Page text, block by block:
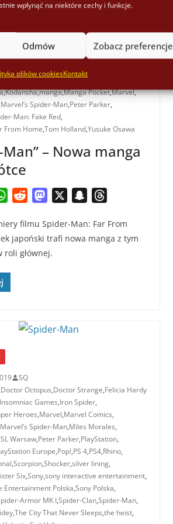
wpłynąć na niektóre cechy i funkcje.
Odmów Zobacz preferencje
plików cookiesKontakt
Dee Dee
,Kodansha,manga,Manga Pocket,Marvel,
Marvel’s Spider-Man,Peter Parker,
Man: Fake Red,
From Home,Tom Holland,Yusuke Osawa
– Nowa manga
W
a
t
s
A
d
d
i
M
s
t
o
a
p
r
e
filmu Spider-Man: Far From
japoński trafi nowa manga z tym
roli głównej.
SQ
Doctor Octopus,Doctor Strange,Felicia Hardy
Insomniac Games,Iron Spider,
Heroes,Marvel,Marvel Comics,
Marvel’s Spider-Man,Miles Morales,
Warsaw,Peter Parker,PlayStation,
Europe,Pop!,PS 4,PS4,Rhino,
,Scorpion,Shocker,silver lining,
Six,Sony,sony interactive entertainment,
Entertainment Polska,Sony Polska,
Armor MK I,Spider-Clan,Spider-Man,
,The City That Never Sleeps,the heist,